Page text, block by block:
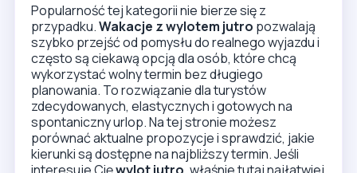
i oczekiwanego standardu.
FAQ – Ultra Last Minute
Najczęstsze pytania o szybkie terminy wylotów.
Co oznaczają wakacje z wylotem jutro?
To oferty urlopowe, które można zarezerwować
All Inclusive Last Minute LATO 2026 Z dziećmi
prawidłowe działanie witryny, analizować ruch i
wydajność oraz udostępniać funkcje mediów
społecznościowych.Ustawienia plików cookie
Akceptuj wszystko
Ustawienia